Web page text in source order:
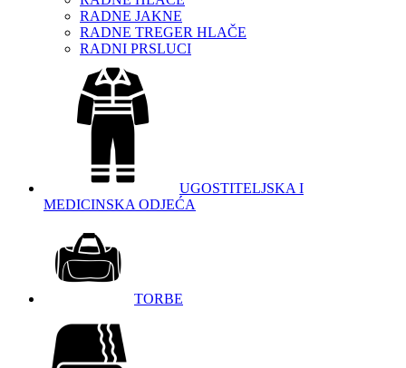
RADNE JAKNE
RADNE TREGER HLAČE
RADNI PRSLUCI
UGOSTITELJSKA I
MEDICINSKA ODJEĆA
TORBE